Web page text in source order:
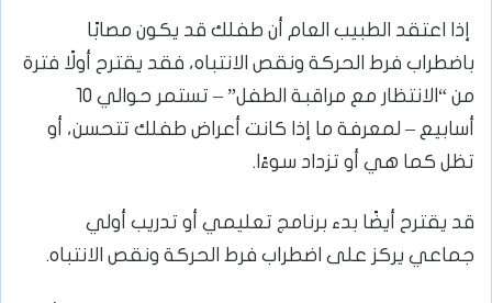
إذا اعتقد الطبيب العام أن طفلك قد يكون مصابًا
باضطراب فرط الحركة ونقص الانتباه، فقد يقترح أولًا فترة
من “الانتظار مع مراقبة الطفل” – تستمر حوالي 10
أسابيع – لمعرفة ما إذا كانت أعراض طفلك تتحسن، أو
تظل كما هي أو تزداد سوءًا.
قد يقترح أيضًا بدء برنامج تعليمي أو تدريب أولي
جماعي يركز على اضطراب فرط الحركة ونقص الانتباه.